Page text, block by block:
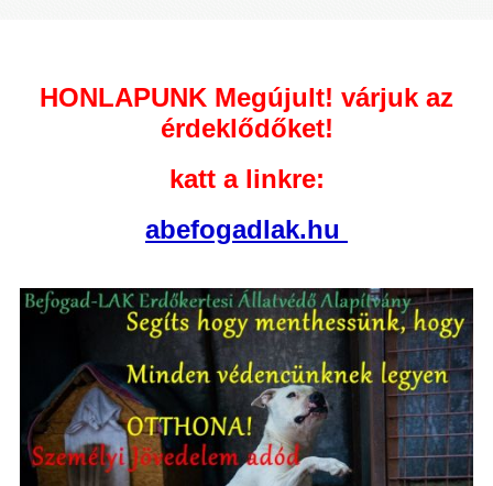
HONLAPUNK Megújult! várjuk az
érdeklődőket!
katt a linkre:
abefogadlak.hu